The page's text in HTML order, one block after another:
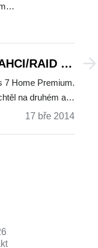
RAID po
Windows 7
7 Home Premium.
na druhém a…
17 bře 2014